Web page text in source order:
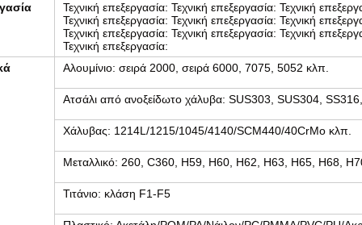
Τεχνική επεξεργασία: Τεχνική επεξεργασία: Τεχνική
Τεχνική επεξεργασία: Τεχνική επεξεργασία: Τεχνική
Τεχνική επεξεργασία: Τεχνική επεξεργασία: Τεχνική
Τεχνική επεξεργασία:
Αλουμίνιο: σειρά 2000, σειρά 6000, 7075, 5052 κλπ.
Ατσάλι από ανοξείδωτο χάλυβα: SUS303, SUS304,
Χάλυβας: 1214L/1215/1045/4140/SCM440/40CrMo κλπ.
Μεταλλικό: 260, C360, H59, H60, H62, H63, H65, H68,
Τιτάνιο: κλάση F1-F5